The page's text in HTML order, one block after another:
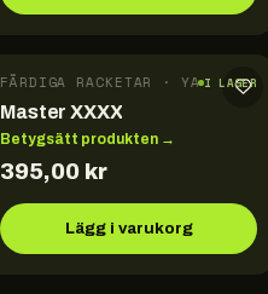
FÄRDIGA RACKETAR · YASAKAI LAGER
Master XXXX
Betygsätt produkten →
395,00 kr
Lägg i varukorg